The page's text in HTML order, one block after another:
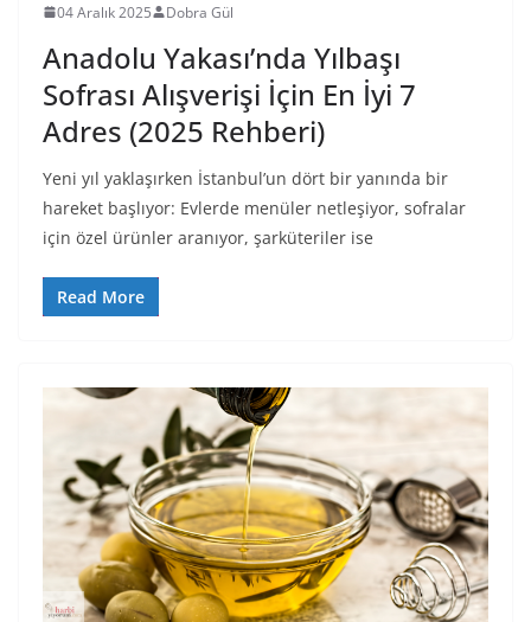
04 Aralık 2025 Dobra Gül
Anadolu Yakası’nda Yılbaşı
Sofrası Alışverişi İçin En İyi 7
Adres (2025 Rehberi)
Yeni yıl yaklaşırken İstanbul’un dört bir yanında bir
hareket başlıyor: Evlerde menüler netleşiyor, sofralar
için özel ürünler aranıyor, şarküteriler ise
Read More